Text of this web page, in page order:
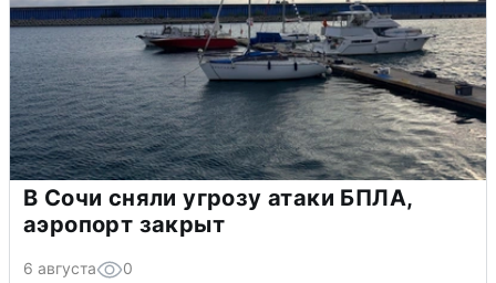
В Сочи сняли угрозу атаки БПЛА,
аэропорт закрыт
6 августа 0